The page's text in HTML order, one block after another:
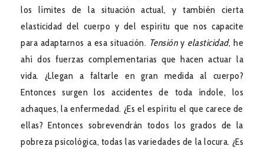
los límites de la situación actual, y también cierta
elasticidad del cuerpo y del espíritu que nos capacite
para adaptarnos a esa situación. Tensióny elasticidad, he
ahí dos fuerzas complementarias que hacen actuar la
vida. ¿Llegan a faltarle en gran medida al cuerpo?
Entonces surgen los accidentes de toda índole, los
achaques, la enfermedad. ¿Es el espíritu el que carece de
ellas? Entonces sobrevendrán todos los grados de la
pobreza psicológica, todas las variedades de la locura. ¿Es